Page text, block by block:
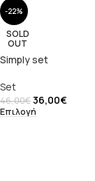
-22%
SOLD
OUT
Simply set
Set
46,00€36,00€
Επιλογή